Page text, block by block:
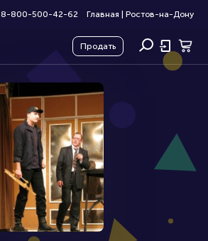
8-800-500-42-62 Главная Ростов-на-Дону
Продать